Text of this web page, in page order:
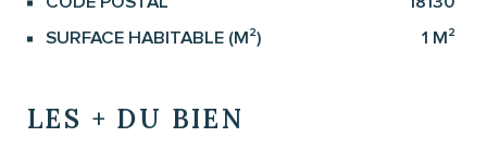
Caractérisque Valeurs
SURFACE HABITABLE (M²)
1 M²
LES + DU BIEN